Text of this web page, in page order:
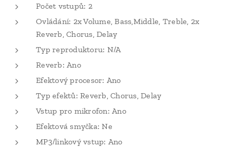
Počet vstupů: 2
Ovládání: 2x Volume, Bass,Middle, Treble, 2x
Reverb, Chorus, Delay
Typ reproduktoru: N/A
Reverb: Ano
Efektový procesor: Ano
Typ efektů: Reverb, Chorus, Delay
Vstup pro mikrofon: Ano
Efektová smyčka: Ne
MP3/linkový vstup: Ano